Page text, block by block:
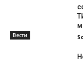
Вести